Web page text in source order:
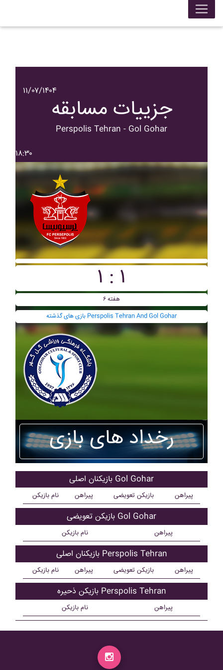
۱۱/۰۷/۱۴۰۴
جزییات مسابقه
Perspolis Tehran - Gol Gohar
۱۸:۳۰
۱ : ۱
هفته ۶
بازی های گذشته Perspolis Tehran And Gol Gohar
رخداد های بازی
بازیکنان اصلی Gol Gohar
نام بازیکن پیراهن بازیکن تعویضی پیراهن
بازیکن تعویضی Gol Gohar
نام بازیکن پیراهن
بازیکنان اصلی Perspolis Tehran
نام بازیکن پیراهن بازیکن تعویضی پیراهن
بازیکن ذحیره Perspolis Tehran
نام بازیکن پیراهن